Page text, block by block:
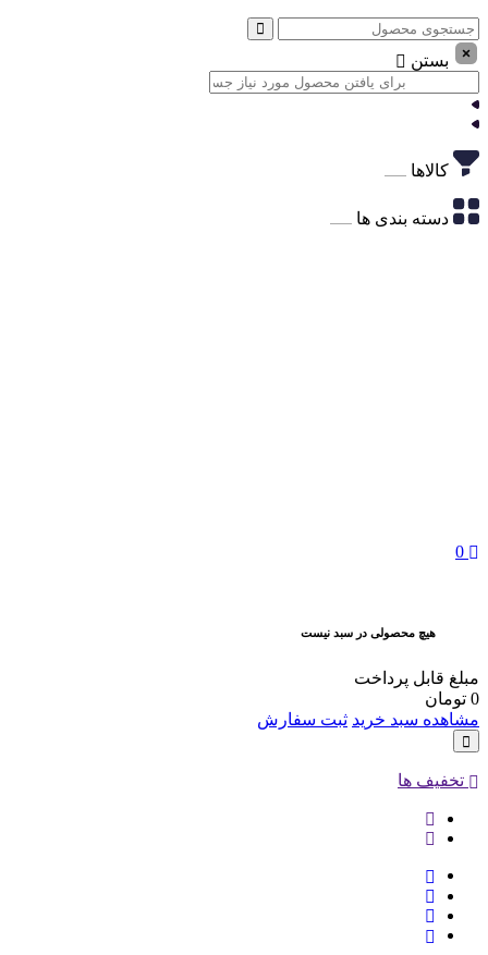
بستن
کالاها
دسته بندی ها
0
هیچ محصولی در سبد نیست
مبلغ قابل پرداخت
0 تومان
مشاهده سبد خرید ثبت سفارش
تخفیف ها